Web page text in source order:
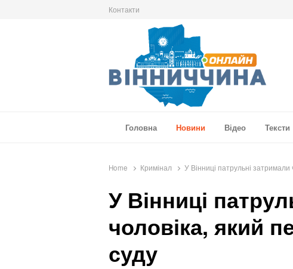
Контакти
Головна
Новини Відео Тексти
Home Кримінал У Вінниці патрульні затримали
У Вінниці
чоловіка, який
суду